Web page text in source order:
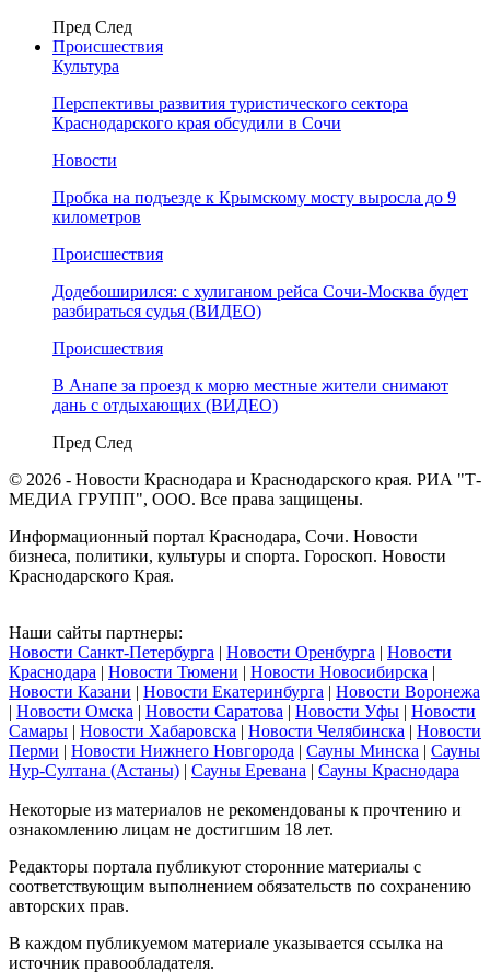
Пред След
Происшествия
Культура
Перспективы развития туристического сектора
Краснодарского края обсудили в Сочи
Новости
Пробка на подъезде к Крымскому мосту выросла до 9
километров
Происшествия
Додебоширился: с хулиганом рейса Сочи-Москва будет
разбираться судья (ВИДЕО)
Происшествия
В Анапе за проезд к морю местные жители снимают
дань с отдыхающих (ВИДЕО)
Пред След
© 2026 - Новости Краснодара и Краснодарского края. РИА "Т-
МЕДИА ГРУПП", ООО. Все права защищены.
Информационный портал Краснодара, Сочи. Новости
бизнеса, политики, культуры и спорта. Гороскоп. Новости
Краснодарского Края.
Наши сайты партнеры:
Новости Санкт-Петербурга | Новости Оренбурга | Новости
Краснодара | Новости Тюмени | Новости Новосибирска |
Новости Казани | Новости Екатеринбурга | Новости Воронежа
| Новости Омска | Новости Саратова | Новости Уфы | Новости
Самары | Новости Хабаровска | Новости Челябинска | Новости
Перми | Новости Нижнего Новгорода | Сауны Минска | Сауны
Нур-Султана (Астаны) | Сауны Еревана | Сауны Краснодара
Некоторые из материалов не рекомендованы к прочтению и
ознакомлению лицам не достигшим 18 лет.
Редакторы портала публикуют сторонние материалы с
соответствующим выполнением обязательств по сохранению
авторских прав.
В каждом публикуемом материале указывается ссылка на
источник правообладателя.